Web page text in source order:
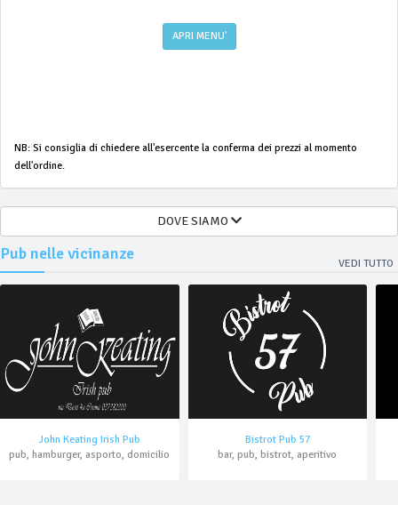
APRI MENU'
NB: Si consiglia di chiedere all'esercente la conferma dei prezzi al momento
dell'ordine.
DOVE SIAMO
Pub nelle vicinanze
VEDI TUTTO
John Keating Irish Pub
pub, hamburger, asporto, domicilio
Bistrot Pub 57
bar, pub, bistrot, aperitivo